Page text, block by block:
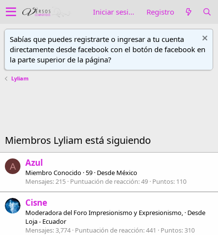
Iniciar sesión Registro
Sabías que puedes registrarte o ingresar a tu cuenta
directamente desde facebook con el botón de facebook en
la parte superior de la página?
Lyliam
Miembros Lyliam está siguiendo
A Azul
Miembro Conocido ·59 · Desde México
Mensajes 215 Puntuación de reacción 49 Puntos 110
Cisne
Moderadora del Foro Impresionismo y Expresionismo, · Desde
Loja - Ecuador
Mensajes 3,774 Puntuación de reacción 441 Puntos 310